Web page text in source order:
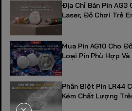
Địa Chỉ Bán Pin AG3
Laser, Đồ Chơi Trẻ
Mua Pin AG10 Cho
Loại Pin Phù Hợp Và
Phân Biệt Pin LR44
Kém Chất Lượng